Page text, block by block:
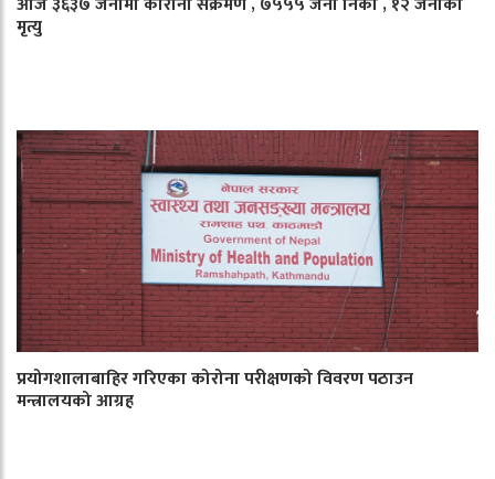
मृत्यु
प्रयोगशालाबाहिर गरिएका कोरोना परीक्षणको विवरण पठाउन
मन्त्रालयको आग्रह